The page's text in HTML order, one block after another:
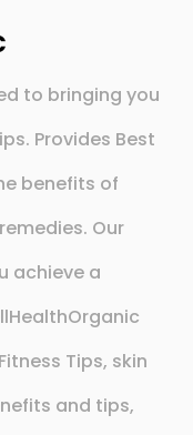
to bringing you
Provides Best
benefits of
Our
achieve a
Tips, skin
and tips,